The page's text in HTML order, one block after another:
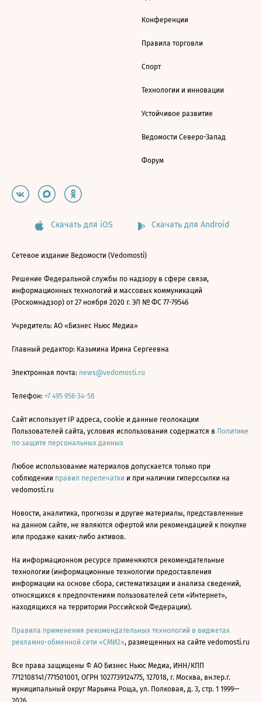
Конференции
Правила торговли
Спорт
Технологии и инновации
Устойчивое развитие
Ведомости Северо-Запад
Форум
Скачать для iOS Скачать для Android
Сетевое издание Ведомости (Vedomosti)
Решение Федеральной службы по надзору в сфере связи,
информационных технологий и массовых коммуникаций
(Роскомнадзор) от 27 ноября 2020 г. ЭЛ № ФС 77-79546
Учредитель: АО «Бизнес Ньюс Медиа»
Главный редактор: Казьмина Ирина Сергеевна
Электронная почта: news@vedomosti.ru
Телефон: +7 495 956-34-58
Сайт использует IP адреса, cookie и данные геолокации
Пользователей сайта, условия использования содержатся в Политике
по защите персональных данных
Любое использование материалов допускается только при
соблюдении правил перепечатки и при наличии гиперссылки на
vedomosti.ru
Новости, аналитика, прогнозы и другие материалы, представленные
на данном сайте, не являются офертой или рекомендацией к покупке
или продаже каких-либо активов.
На информационном ресурсе применяются рекомендательные
технологии (информационные технологии предоставления
информации на основе сбора, систематизации и анализа сведений,
относящихся к предпочтениям пользователей сети «Интернет»,
находящихся на территории Российской Федерации).
Правила применения рекомендательных технологий в виджетах
рекламно-обменной сети «СМИ2», размещенных на сайте vedomosti.ru
Все права защищены © АО Бизнес Ньюс Медиа, ИНН/КПП
7712108141/771501001, ОГРН 1027739124775, 127018, г. Москва, вн.тер.г.
муниципальный округ Марьина Роща, ул. Полковая, д. 3, стр. 1 1999—